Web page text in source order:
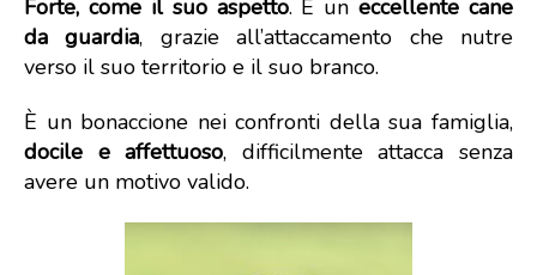
Forte, come il suo aspetto. È uneccellente cane
da guardia, grazie all’attaccamento che nutre
verso il suo territorio e il suo branco.
È un bonaccione nei confronti della sua famiglia,
docile e affettuoso, difficilmente attacca senza
avere un motivo valido.